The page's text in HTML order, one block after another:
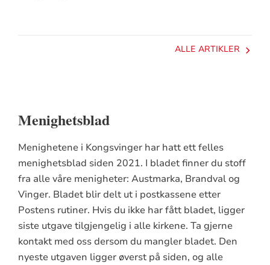
ALLE ARTIKLER
Menighetsblad
Menighetene i Kongsvinger har hatt ett felles
menighetsblad siden 2021. I bladet finner du stoff
fra alle våre menigheter: Austmarka, Brandval og
Vinger. Bladet blir delt ut i postkassene etter
Postens rutiner. Hvis du ikke har fått bladet, ligger
siste utgave tilgjengelig i alle kirkene. Ta gjerne
kontakt med oss dersom du mangler bladet. Den
nyeste utgaven ligger øverst på siden, og alle